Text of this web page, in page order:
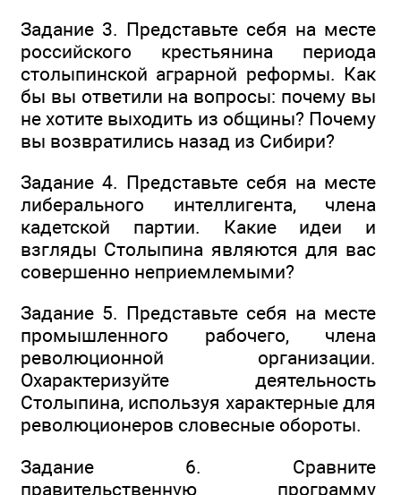
Задание 3. Представьте себя на месте
российского крестьянина периода
столыпинской аграрной реформы. Как
бы вы ответили на вопросы: почему вы
не хотите выходить из общины? Почему
вы возвратились назад из Сибири?
Задание 4. Представьте себя на месте
либерального интеллигента, члена
кадетской партии. Какие идеи и
взгляды Столыпина являются для вас
совершенно неприемлемыми?
Задание 5. Представьте себя на месте
промышленного рабочего, члена
революционной организации.
Охарактеризуйте деятельность
Столыпина, используя характерные для
революционеров словесные обороты.
Задание 6. Сравните
правительственную программу